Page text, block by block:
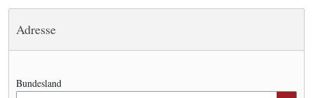
Adresse
Bundesland